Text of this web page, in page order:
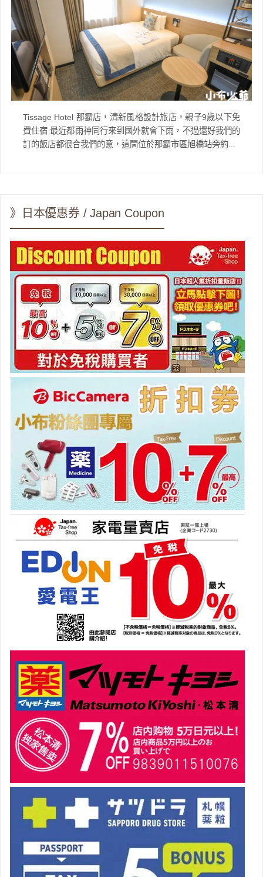
Tissage Hotel 那霸店，清新風格設計旅店，親子9歲以下免
費住宿 最近都雨神同行來到國外就會下雨，不過還好我們的
訂的飯店都很合我們的意，這間位於那霸市區旭橋站旁約...
》日本優惠券 / Japan Coupon